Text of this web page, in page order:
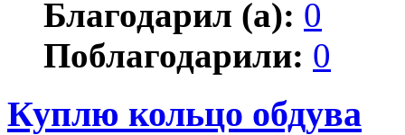
Благодарил (а): 0
Поблагодарили: 0
Куплю кольцо обдува